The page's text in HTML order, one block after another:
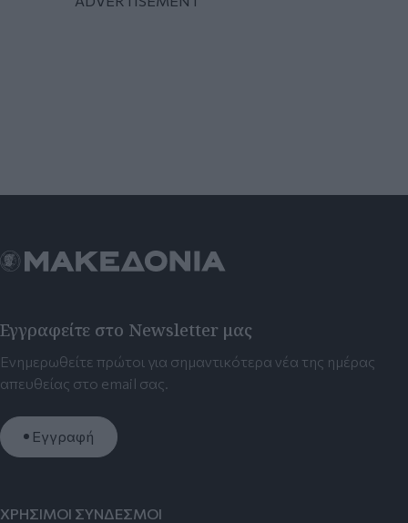
Εγγραφείτε στο Newsletter μας
Ενημερωθείτε πρώτοι για σημαντικότερα νέα της ημέρας
απευθείας στο email σας.
Εγγραφή
ΧΡΗΣΙΜΟΙ ΣΥΝΔΕΣΜΟΙ